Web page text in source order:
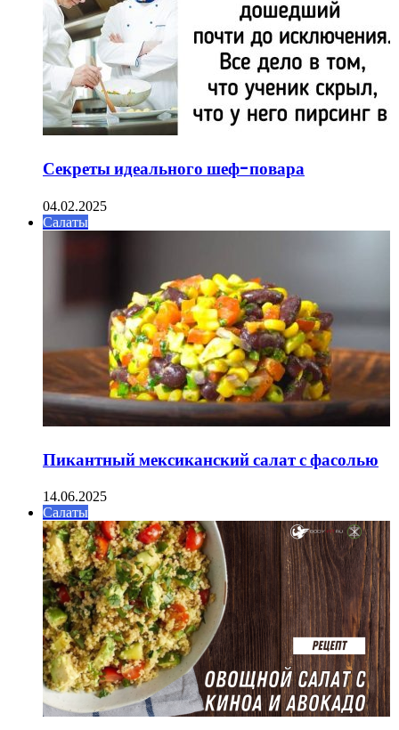
Секреты идеального шеф-повара
04.02.2025
Салаты
Пикантный мексиканский салат с фасолью
14.06.2025
Салаты